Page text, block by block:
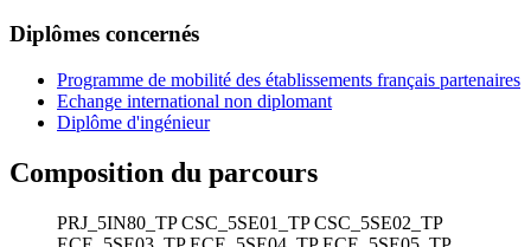
Diplômes concernés
Programme de mobilité des établissements français partenaires
Echange international non diplomant
Diplôme d'ingénieur
Composition du parcours
PRJ_5IN80_TP CSC_5SE01_TP CSC_5SE02_TP